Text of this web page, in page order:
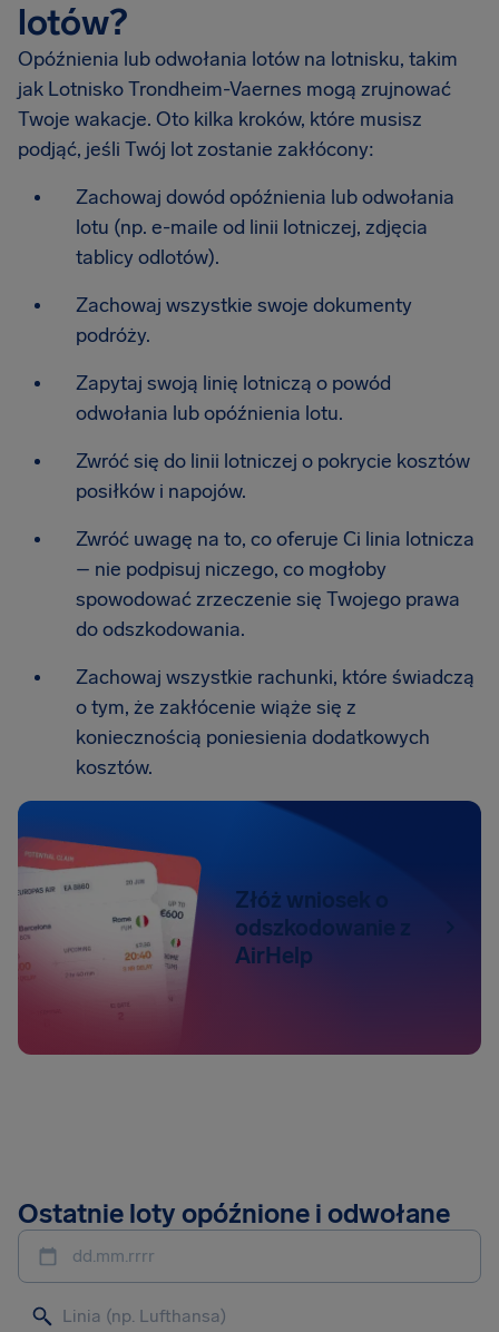
lotów?
Opóźnienia lub odwołania lotów na lotnisku, takim
jak Lotnisko Trondheim-Vaernes mogą zrujnować
Twoje wakacje. Oto kilka kroków, które musisz
podjąć, jeśli Twój lot zostanie zakłócony:
Zachowaj dowód opóźnienia lub odwołania
lotu (np. e-maile od linii lotniczej, zdjęcia
tablicy odlotów).
Zachowaj wszystkie swoje dokumenty
podróży.
Zapytaj swoją linię lotniczą o powód
odwołania lub opóźnienia lotu.
Zwróć się do linii lotniczej o pokrycie kosztów
posiłków i napojów.
Zwróć uwagę na to, co oferuje Ci linia lotnicza
– nie podpisuj niczego, co mogłoby
spowodować zrzeczenie się Twojego prawa
do odszkodowania.
Zachowaj wszystkie rachunki, które świadczą
o tym, że zakłócenie wiąże się z
koniecznością poniesienia dodatkowych
kosztów.
Złóż wniosek o
odszkodowanie z
AirHelp
Ostatnie loty opóźnione i odwołane
dd.mm.rrrr